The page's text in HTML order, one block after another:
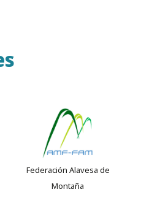
Federación Alavesa de
Montaña